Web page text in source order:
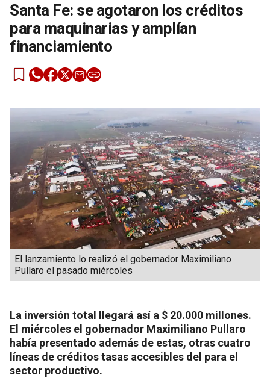
Santa Fe: se agotaron los créditos
para maquinarias y amplían
financiamiento
El lanzamiento lo realizó el gobernador Maximiliano
Pullaro el pasado miércoles
La inversión total llegará así a $ 20.000 millones.
El miércoles el gobernador Maximiliano Pullaro
había presentado además de estas, otras cuatro
líneas de créditos tasas accesibles del para el
sector productivo.